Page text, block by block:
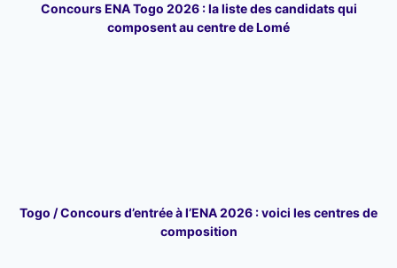
Concours ENA Togo 2026 : la liste des candidats qui
composent au centre de Lomé
Togo / Concours d’entrée à l’ENA 2026 : voici les centres de
composition